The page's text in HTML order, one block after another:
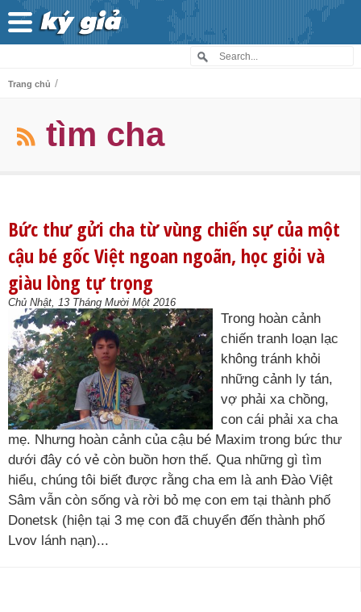
Trang chủ /
tìm cha
Bức thư gửi cha từ vùng chiến sự của một
cậu bé gốc Việt ngoan ngoãn, học giỏi và
giàu lòng tự trọng
Chủ Nhật, 13 Tháng Mười Một 2016
Trong hoàn cảnh
chiến tranh loạn lạc
không tránh khỏi
những cảnh ly tán,
vợ phải xa chồng,
con cái phải xa cha
mẹ. Nhưng hoàn cảnh của cậu bé Maxim trong bức thư
dưới đây có vẻ còn buồn hơn thế. Qua những gì tìm
hiểu, chúng tôi biết được rằng cha em là anh Đào Việt
Sâm vẫn còn sống và rời bỏ mẹ con em tại thành phố
Donetsk (hiện tại 3 mẹ con đã chuyển đến thành phố
Lvov lánh nạn)...